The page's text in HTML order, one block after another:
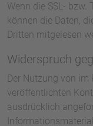
Wenn die SSL-
können die Daten,
Dritten mitgelesen
Widerspruch
Der Nutzung von
veröffentlichten
ausdrücklich